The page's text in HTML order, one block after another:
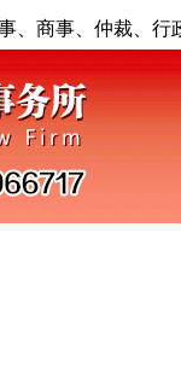
、商事、仲裁、行